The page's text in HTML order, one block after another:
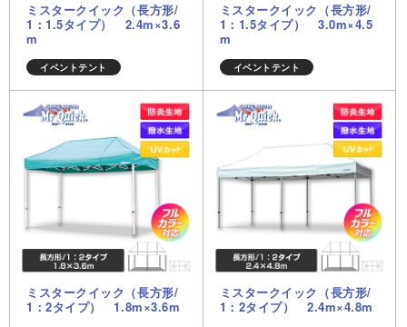
ミスタークイック（長方形/
1：1.5タイプ） 2.4m×3.6
m
イベントテント
ミスタークイック（長方形/
1：1.5タイプ） 3.0m×4.5
m
イベントテント
ミスタークイック（長方形/
1：2タイプ） 1.8m×3.6m
ミスタークイック（長方形/
1：2タイプ） 2.4m×4.8m